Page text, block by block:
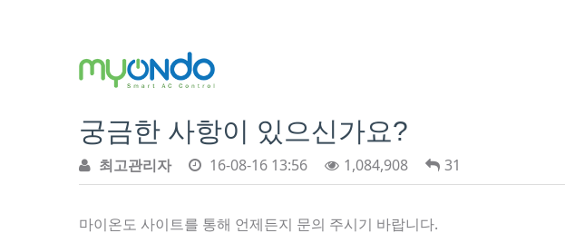
궁금한 사항이 있으신가요?
최고관리자 16-08-16 13:56 1,084,908 31
마이온도 사이트를 통해 언제든지 문의 주시기 바랍니다.